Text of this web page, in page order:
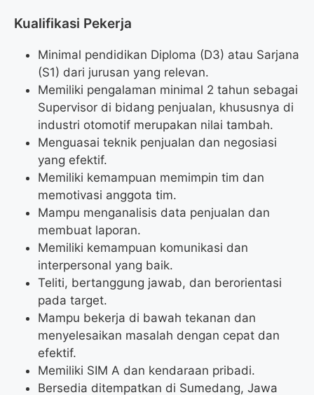
Kualifikasi Pekerja
Minimal pendidikan Diploma (D3) atau Sarjana
(S1) dari jurusan yang relevan.
Memiliki pengalaman minimal 2 tahun sebagai
Supervisor di bidang penjualan, khususnya di
industri otomotif merupakan nilai tambah.
Menguasai teknik penjualan dan negosiasi
yang efektif.
Memiliki kemampuan memimpin tim dan
memotivasi anggota tim.
Mampu menganalisis data penjualan dan
membuat laporan.
Memiliki kemampuan komunikasi dan
interpersonal yang baik.
Teliti, bertanggung jawab, dan berorientasi
pada target.
Mampu bekerja di bawah tekanan dan
menyelesaikan masalah dengan cepat dan
efektif.
Memiliki SIM A dan kendaraan pribadi.
Bersedia ditempatkan di Sumedang, Jawa